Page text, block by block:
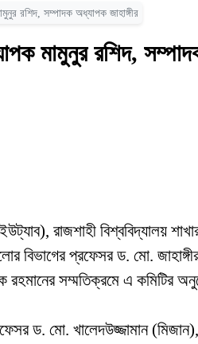
রশিদ, সম্পাদক অধ্যাপক জাহাঙ্গীর
মামুনুর রশিদ,
রাজশাহী বিশ্ববিদ্যালয়
বিভাগের প্রফেসর ড. মো.
রহমানের সম্মতিক্রমে এ
ড. মো. খালেদউজ্জামান